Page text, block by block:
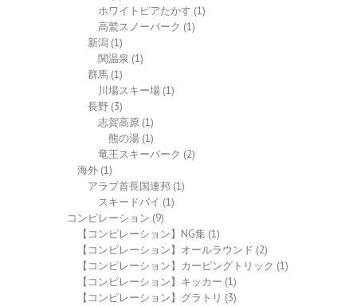
ホワイトピアたかす (1)
高鷲スノーパーク (1)
新潟 (1)
関温泉 (1)
群馬 (1)
川場スキー場 (1)
長野 (3)
志賀高原 (1)
熊の湯 (1)
竜王スキーパーク (2)
海外 (1)
アラブ首長国連邦 (1)
スキードバイ (1)
コンピレーション (9)
【コンピレーション】NG集 (1)
【コンピレーション】オールラウンド (2)
【コンピレーション】カービングトリック (1)
【コンピレーション】キッカー (1)
【コンピレーション】グラトリ (3)